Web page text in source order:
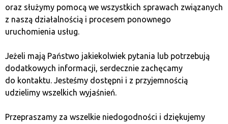
jak wygląda proces spieniężaniaBTCoraz jakie
koszty należy uwzględniać. Oczywiście zawsze
można porozmawiać z pracownikiem
oraz służymy pomocą we wszystkich sprawach związanych
z naszą działalnością i procesem ponownego
uruchomienia usług.
Jeżeli mają Państwo jakiekolwiek pytania lub potrzebują
dodatkowych informacji, serdecznie zachęcamy
do kontaktu. Jesteśmy dostępni i z przyjemnością
udzielimy wszelkich wyjaśnień.
Przepraszamy za wszelkie niedogodności i dziękujemy